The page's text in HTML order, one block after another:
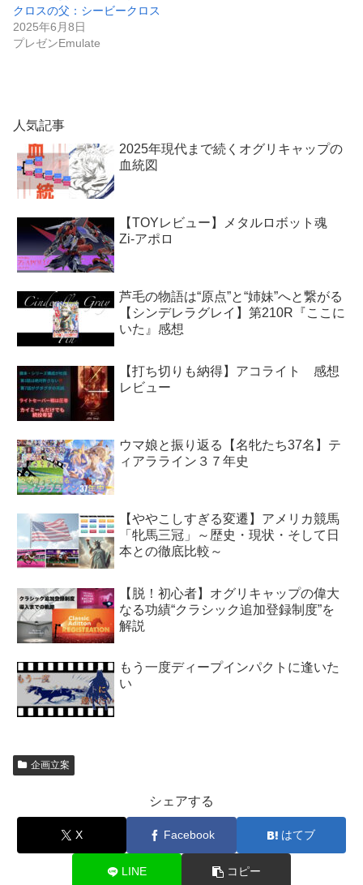
クロスの父：シービークロス
2025年6月8日
プレゼンEmulate
人気記事
2025年現代まで続くオグリキャップの
血統図
【TOYレビュー】メタルロボット魂
Zi-アポロ
芦毛の物語は“原点”と“姉妹”へと繋がる
【シンデレラグレイ】第210R『ここに
いた』感想
【打ち切りも納得】アコライト 感想
レビュー
ウマ娘と振り返る【名牝たち37名】テ
ィアラライン３７年史
【ややこしすぎる変遷】アメリカ競馬
「牝馬三冠」～歴史・現状・そして日
本との徹底比較～
【脱！初心者】オグリキャップの偉大
なる功績“クラシック追加登録制度”を
解説
もう一度ディープインパクトに逢いた
い
企画立案
シェアする
X Facebook はてブ
LINE コピー